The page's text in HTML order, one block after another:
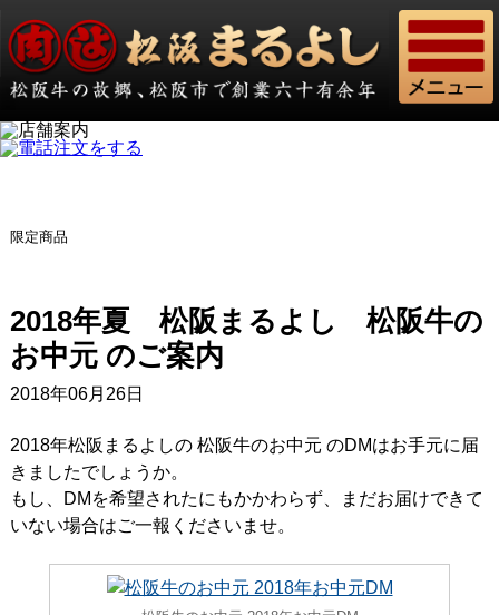
限定商品
2018年夏 松阪まるよし 松阪牛の
お中元 のご案内
2018年06月26日
2018年松阪まるよしの 松阪牛のお中元 のDMはお手元に届
きましたでしょうか。
もし、DMを希望されたにもかかわらず、まだお届けできて
いない場合はご一報くださいませ。